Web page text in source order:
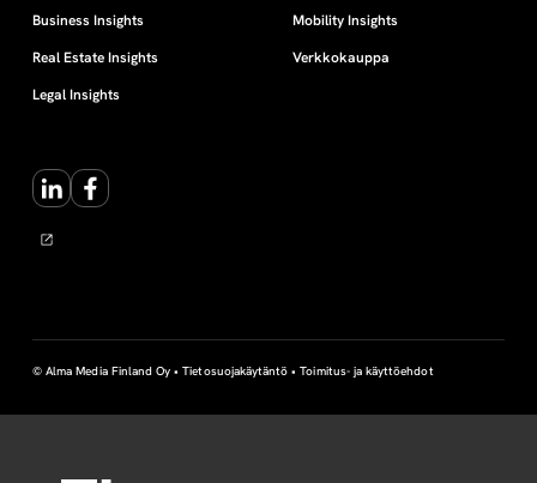
h
t
y
m
ä
Business Insights
Real Estate Insights
Legal Insights
Mobility Insights
Verkkokauppa
LinkedInFacebook
© Alma Media Finland Oy •Tietosuojakäytäntö •Toimitus- ja käyttöehdot